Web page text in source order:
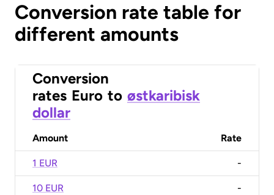
Conversion rate table for
different amounts
Conversion
rates Euro to østkaribisk
dollar
Amount Rate
1 EUR -
10 EUR -